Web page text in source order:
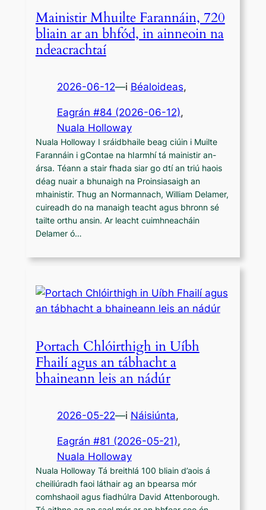
Mainistir Mhuilte Farannáin, 720
bliain ar an bhfód, in ainneoin na
ndeacrachtaí
2026-06-12—i Béaloideas,
Eagrán #84 (2026-06-12)
Nuala Holloway
Nuala Holloway I sráidbhaile beag ciúin i Muilte
Farannáin i gContae na hIarmhí tá mainistir an-
ársa. Téann a stair fhada siar go dtí an triú haois
déag nuair a bhunaigh na Proinsiasaigh an
mhainistir. Thug an Normannach, William Delamer,
cuireadh do na manaigh teacht agus bhronn sé
tailte orthu ansin. Ar leacht cuimhneacháin
Delamer ó…
Portach Chlóirthigh in Uíbh
Fhailí agus an tábhacht a
bhaineann leis an nádúr
2026-05-22—i Náisiúnta,
Eagrán #81 (2026-05-21)
Nuala Holloway
Nuala Holloway Tá breithlá 100 bliain d’aois á
cheiliúradh faoi láthair ag an bpearsa mór
comhshaoil agus fiadhúlra David Attenborough.